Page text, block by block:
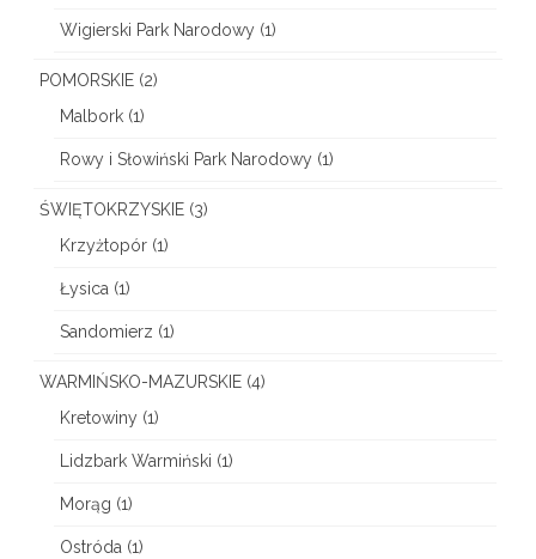
Wigierski Park Narodowy (1)
POMORSKIE (2)
Malbork (1)
Rowy i Słowiński Park Narodowy (1)
ŚWIĘTOKRZYSKIE (3)
Krzyżtopór (1)
Łysica (1)
Sandomierz (1)
WARMIŃSKO-MAZURSKIE (4)
Kretowiny (1)
Lidzbark Warmiński (1)
Morąg (1)
Ostróda (1)